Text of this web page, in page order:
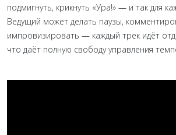
подмигнуть, крикнуть «Ура!» — и так для
Ведущий может делать паузы,
импровизировать — каждый трек идёт
что даёт полную свободу управления